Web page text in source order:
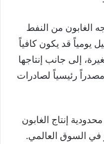
الغابون من النفط
210 آلاف برميل يومياً قد يكون كافياً
إلى جانب إنتاجها
مصدراً رئيسياً لصادرات
إنتاج الغابون
في السوق العالمي.